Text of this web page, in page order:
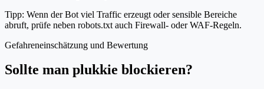
Tipp: Wenn der Bot viel Traffic erzeugt oder sensible Bereiche
abruft, prüfe neben robots.txt auch Firewall- oder WAF-Regeln.
Gefahreneinschätzung und Bewertung
Sollte man plukkie blockieren?